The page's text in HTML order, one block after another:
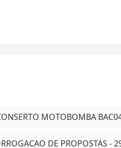
MOTOBOMBA
DE PROPOSTAS -